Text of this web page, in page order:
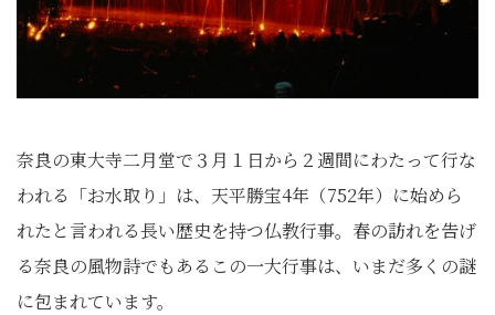
奈良の東大寺二月堂で３月１日から２週間にわたって行な
われる「お水取り」は、天平勝宝4年（752年）に始めら
れたと言われる長い歴史を持つ仏教行事。春の訪れを告げ
る奈良の風物詩でもあるこの一大行事は、いまだ多くの謎
に包まれています。